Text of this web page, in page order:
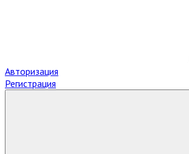
Авторизация
Регистрация